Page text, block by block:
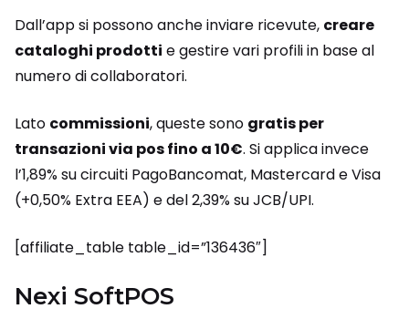
Dall’app si possono anche inviare ricevute, creare
cataloghi prodotti e gestire vari profili in base al
numero di collaboratori.
Lato commissioni, queste sono gratis per
transazioni via pos fino a 10€. Si applica invece
l’1,89% su circuiti PagoBancomat, Mastercard e Visa
(+0,50% Extra EEA) e del 2,39% su JCB/UPI.
[affiliate_table table_id=”136436″]
Nexi SoftPOS